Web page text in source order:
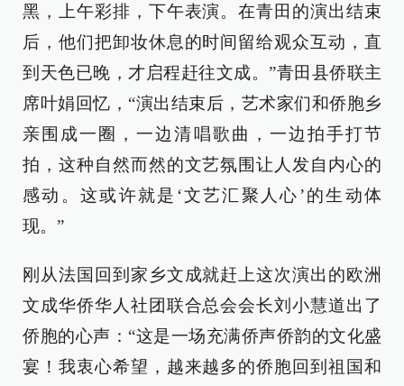
黑，上午彩排，下午表演。在青田的演出结束
后，他们把卸妆休息的时间留给观众互动，直
到天色已晚，才启程赶往文成。”青田县侨联主
席叶娟回忆，“演出结束后，艺术家们和侨胞乡
亲围成一圈，一边清唱歌曲，一边拍手打节
拍，这种自然而然的文艺氛围让人发自内心的
感动。这或许就是‘文艺汇聚人心’的生动体
现。”
刚从法国回到家乡文成就赶上这次演出的欧洲
文成华侨华人社团联合总会会长刘小慧道出了
侨胞的心声：“这是一场充满侨声侨韵的文化盛
宴！我衷心希望，越来越多的侨胞回到祖国和